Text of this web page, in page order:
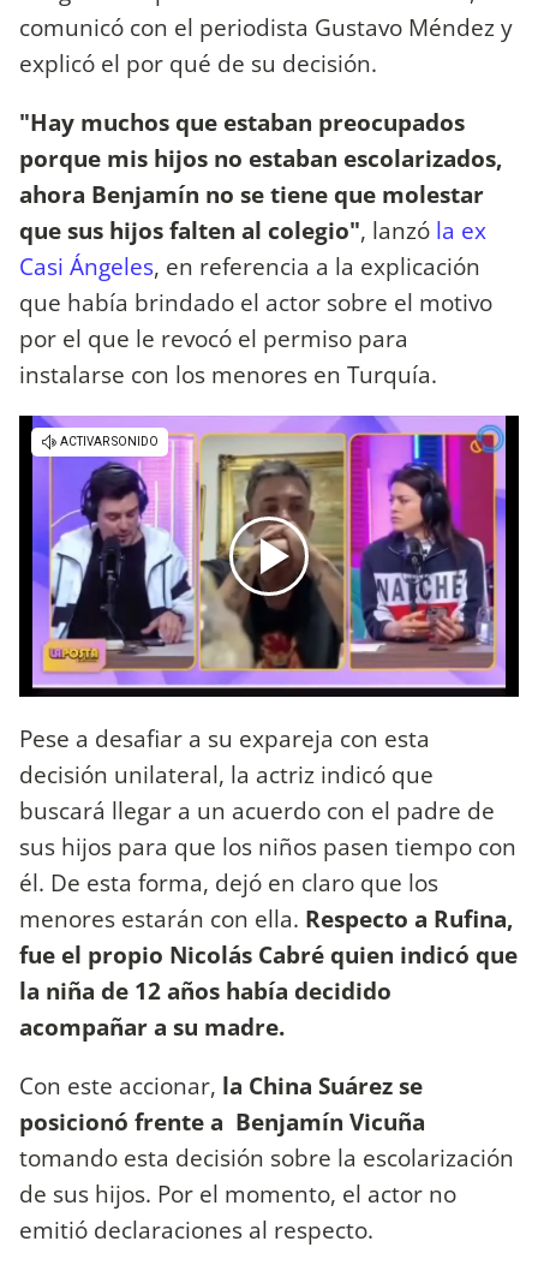
comunicó con el periodista Gustavo Méndez y
explicó el por qué de su decisión.
"Hay muchos que estaban preocupados
porque mis hijos no estaban escolarizados,
ahora Benjamín no se tiene que molestar
que sus hijos falten al colegio", lanzó la ex
Casi Ángeles, en referencia a la explicación
que había brindado el actor sobre el motivo
por el que le revocó el permiso para
instalarse con los menores en Turquía.
Pese a desafiar a su expareja con esta
decisión unilateral, la actriz indicó que
buscará llegar a un acuerdo con el padre de
sus hijos para que los niños pasen tiempo con
él. De esta forma, dejó en claro que los
menores estarán con ella. Respecto a Rufina,
fue el propio Nicolás Cabré quien indicó que
la niña de 12 años había decidido
acompañar a su madre.
Con este accionar, la China Suárez se
posicionó frente a Benjamín Vicuña
tomando esta decisión sobre la escolarización
de sus hijos. Por el momento, el actor no
emitió declaraciones al respecto.